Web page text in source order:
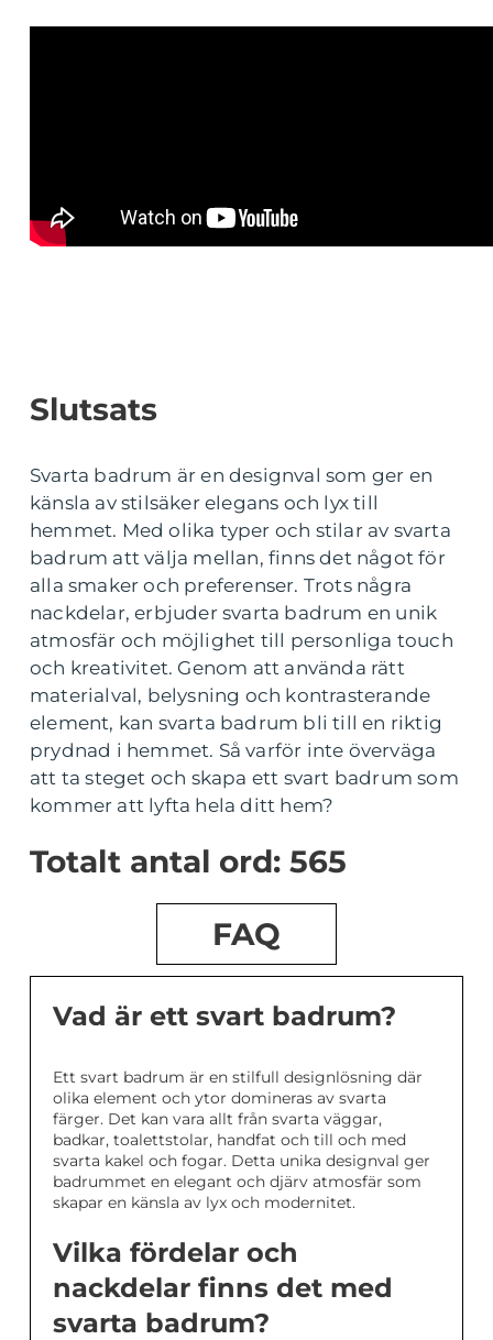
Slutsats
Svarta badrum är en designval som ger en
känsla av stilsäker elegans och lyx till
hemmet. Med olika typer och stilar av svarta
badrum att välja mellan, finns det något för
alla smaker och preferenser. Trots några
nackdelar, erbjuder svarta badrum en unik
atmosfär och möjlighet till personliga touch
och kreativitet. Genom att använda rätt
materialval, belysning och kontrasterande
element, kan svarta badrum bli till en riktig
prydnad i hemmet. Så varför inte överväga
att ta steget och skapa ett svart badrum som
kommer att lyfta hela ditt hem?
Totalt antal ord: 565
FAQ
Vad är ett svart badrum?
Ett svart badrum är en stilfull designlösning där
olika element och ytor domineras av svarta
färger. Det kan vara allt från svarta väggar,
badkar, toalettstolar, handfat och till och med
svarta kakel och fogar. Detta unika designval ger
badrummet en elegant och djärv atmosfär som
skapar en känsla av lyx och modernitet.
Vilka fördelar och
nackdelar finns det med
svarta badrum?